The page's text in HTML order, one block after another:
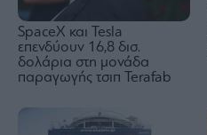
SpaceX και Tesla
επενδύουν 16,8 δισ.
δολάρια στη μονάδα
παραγωγής τσιπ Terafab